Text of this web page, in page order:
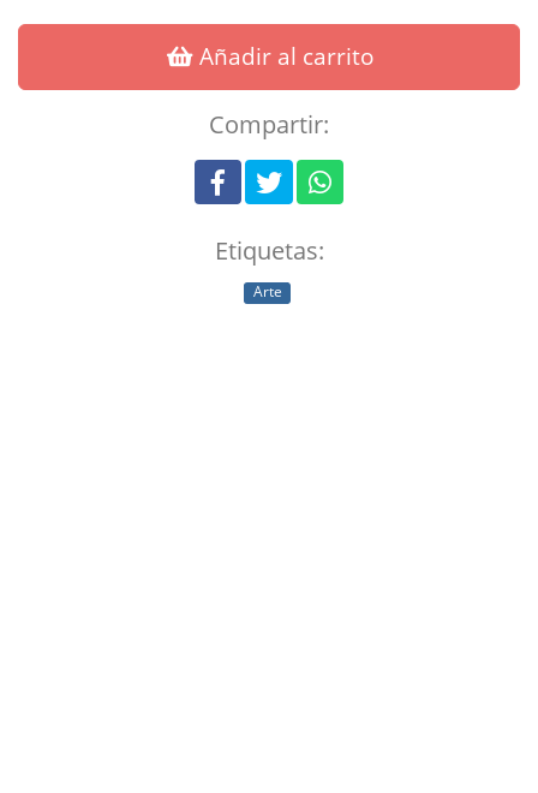
Añadir al carrito
Compartir:
Etiquetas:
Arte